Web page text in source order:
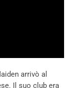
arrivò al
Il suo club era